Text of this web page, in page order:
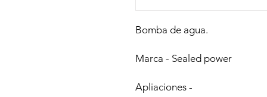
Bomba de agua.
Marca - Sealed power
Apliaciones -